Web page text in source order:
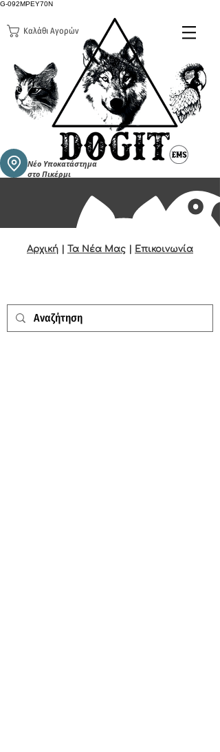
G-092MPEY70N
Καλάθι Αγορών
Αρχική Τα Νέα Μας Επικοινωνία
Νέο Υποκατάστημα
στο Πικέρμι